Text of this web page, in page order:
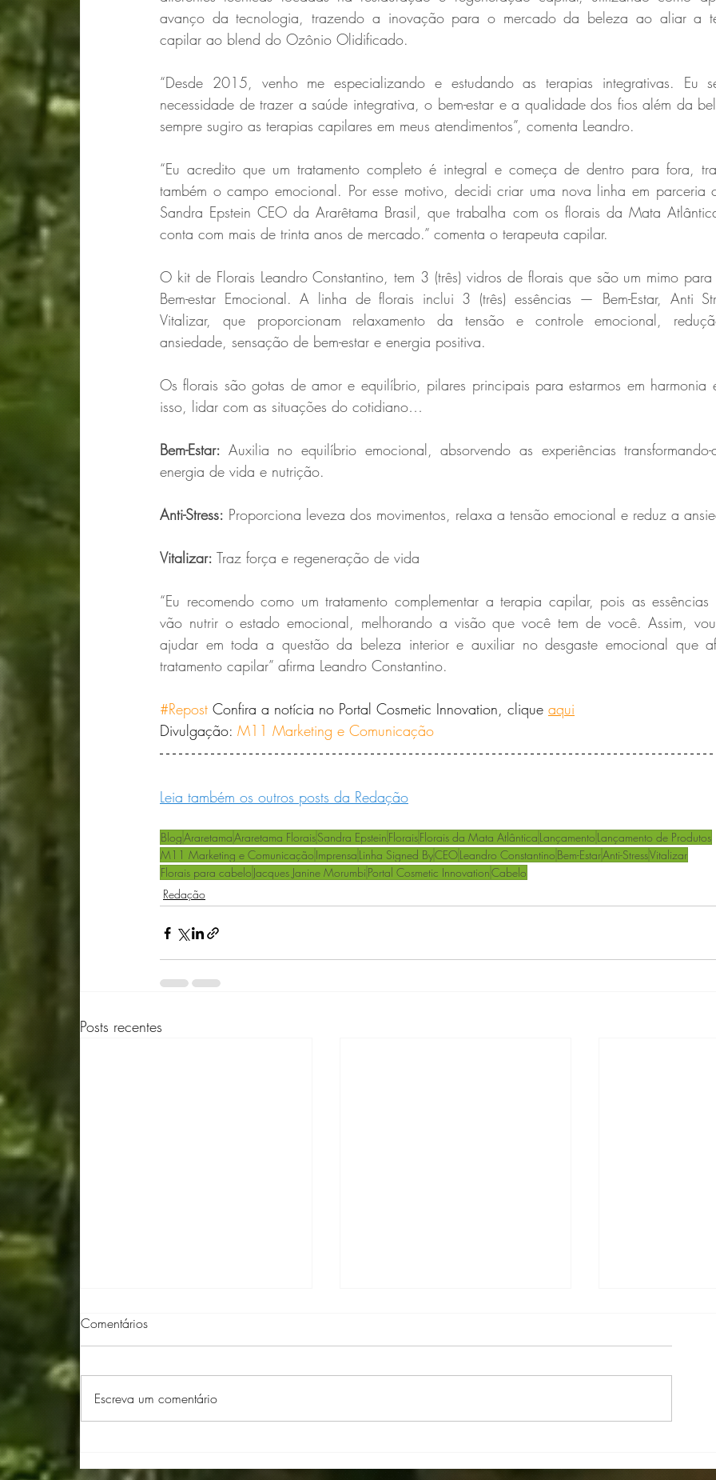
avanço da tecnologia, trazendo a inovação para o mercado da beleza ao aliar a
capilar ao blend do Ozônio Olidificado.
“Desde 2015, venho me especializando e estudando as terapias integrativas. Eu
necessidade de trazer a saúde integrativa, o bem-estar e a qualidade dos fios além da
sempre sugiro as terapias capilares em meus atendimentos”, comenta Leandro.
“Eu acredito que um tratamento completo é integral e começa de dentro para fora,
também o campo emocional. Por esse motivo, decidi criar uma nova linha em parceria
Sandra Epstein CEO da Ararêtama Brasil, que trabalha com os florais da Mata
conta com mais de trinta anos de mercado.” comenta o terapeuta capilar.
O kit de Florais Leandro Constantino, tem 3 (três) vidros de florais que são um mimo
Bem-estar Emocional. A linha de florais inclui 3 (três) essências — Bem-Estar, Anti
Vitalizar, que proporcionam relaxamento da tensão e controle emocional,
ansiedade, sensação de bem-estar e energia positiva.
Os florais são gotas de amor e equilíbrio, pilares principais para estarmos em harmonia
isso, lidar com as situações do cotidiano…
Bem-Estar: Auxilia no equilíbrio emocional, absorvendo as experiências transformando-
energia de vida e nutrição.
Anti-Stress: Proporciona leveza dos movimentos, relaxa a tensão emocional e reduz a
Vitalizar: Traz força e regeneração de vida
“Eu recomendo como um tratamento complementar a terapia capilar, pois as essências
vão nutrir o estado emocional, melhorando a visão que você tem de você. Assim,
ajudar em toda a questão da beleza interior e auxiliar no desgaste emocional que
tratamento capilar” afirma Leandro Constantino.
#Repost Confira a notícia no Portal Cosmetic Innovation, clique aqui
Divulgação: M11 Marketing e Comunicação
Leia também os outros posts da Redação
BlogAraretamaAraretama FloraisSandra Epstein FloraisFlorais da Mata Atlântica Lançamento Lançamento de Produtos
M11 Marketing e Comunicação Imprensa Linha Signed ByCEOLeandro Constantino Bem-EstarAnti-StressVitalizar
Florais para cabelo Jacques Janine Morumbi Portal Cosmetic InnovationCabelo
Redação
Posts recentes
Audiodescrição e Leitura em
Lançamento KIT ARAM para o
EUROPA:
Comentários
Escreva um comentário